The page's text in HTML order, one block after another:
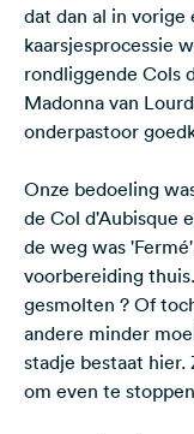
dat dan al in vorige
kaarsjesprocessie
rondliggende Cols
Madonna van
onderpastoor
Onze bedoeling
de Col d'Aubisque
de weg was
voorbereiding
gesmolten ? Of
andere minder
stadje bestaat
om even te